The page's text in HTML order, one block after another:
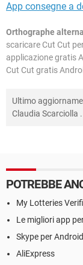
App consegne a
Orthographe
scaricare Cut Cut
applicazione gratis
Cut Cut gratis
Ultimo
Claudia Scarciolla .
POTREBBE
My Lotteries
Le migliori app
Skype per Android
AliExpress